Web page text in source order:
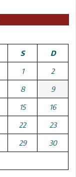
S D
1 2
8 9
15 16
22 23
29 30